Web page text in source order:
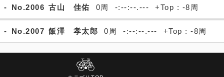
- No.2006 古山 佳佑 0周 -:--:--.--- +Top : -8周
- No.2007 飯澤 孝太郎 0周 -:--:--.--- +Top : -8周